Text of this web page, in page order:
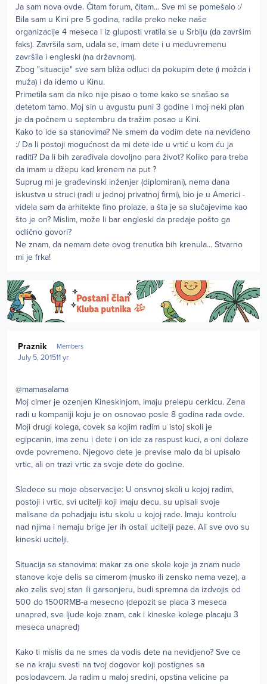
Ja sam nova ovde. Čitam forum, čitam... Sve mi se pomešalo :/
Bila sam u Kini pre 5 godina, radila preko neke naše
organizacije 4 meseca i iz gluposti vratila se u Srbiju (da završim
faks). Završila sam, udala se, imam dete i u međuvremenu
završila i engleski (na državnom).
Zbog "situacije" sve sam bliža odluci da pokupim dete (i možda i
muža) i da idemo u Kinu.
Primetila sam da niko nije pisao o tome kako se snašao sa
detetom tamo. Moj sin u avgustu puni 3 godine i moj neki plan
je da počnem u septembru da tražim posao u Kini.
Kako to ide sa stanovima? Ne smem da vodim dete na neviđeno
:/ Da li postoji mogućnost da mi dete ide u vrtić u kom ću ja
raditi? Da li bih zarađivala dovoljno para život? Koliko para treba
da imam u džepu kad krenem na put ?
Suprug mi je građevinski inženjer (diplomirani), nema dana
iskustva u struci (radi u jednoj privatnoj firmi), bio je u Americi -
videla sam da arhitekte fino prolaze, a šta je sa slučajevima kao
što je on? Mislim, može li bar engleski da predaje pošto ga
odlično govori?
Ne znam, da nemam dete ovog trenutka bih krenula... Stvarno
mi je frka!
Praznik Members
July 5, 201511 yr
@mamasalama
Moj cimer je ozenjen Kineskinjom, imaju prelepu cerkicu. Zena
radi u kompaniji koju je on osnovao posle 8 godina rada ovde.
Moji drugi kolega, covek sa kojim radim u istoj skoli je
egipcanin, ima zenu i dete i on ide za raspust kuci, a oni dolaze
ovde povremeno. Njegovo dete je previse malo da bi upisalo
vrtic, ali on trazi vrtic za svoje dete do godine.
Sledece su moje observacije: U onsvnoj skoli u kojoj radim,
postoji i vrtic, svi ucitelji koji imaju decu, su upisali svoje
malisane da pohadjaju istu skolu u kojoj rade. Imaju kontrolu
nad njima i nemaju brige jer ih ostali ucitelji paze. Ali sve ovo su
kineski ucitelji.
Situacija sa stanovima: makar za one skole koje ja znam nude
stanove koje delis sa cimerom (musko ili zensko nema veze), a
ako zelis svoj stan ili garsonjeru, budi spremna da izdvojis od
500 do 1500RMB-a mesecno (depozit se placa 3 meseca
unapred, sve ljude koje znam, cak i kineske kolege placaju 3
meseca unapred)
Kako ti mislis da ne smes da vodis dete na nevidjeno? Sve ce
se na kraju svesti na tvoj dogovor koji postignes sa
poslodavcem. Ja radim u maloj sredini, opstina velicine pa